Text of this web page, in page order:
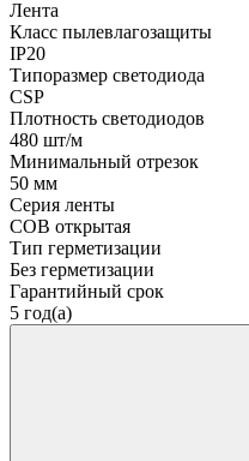
Лента
Класс пылевлагозащиты
IP20
Типоразмер светодиода
CSP
Плотность светодиодов
480 шт/м
Минимальный отрезок
50 мм
Серия ленты
COB открытая
Тип герметизации
Без герметизации
Гарантийный срок
5 год(а)